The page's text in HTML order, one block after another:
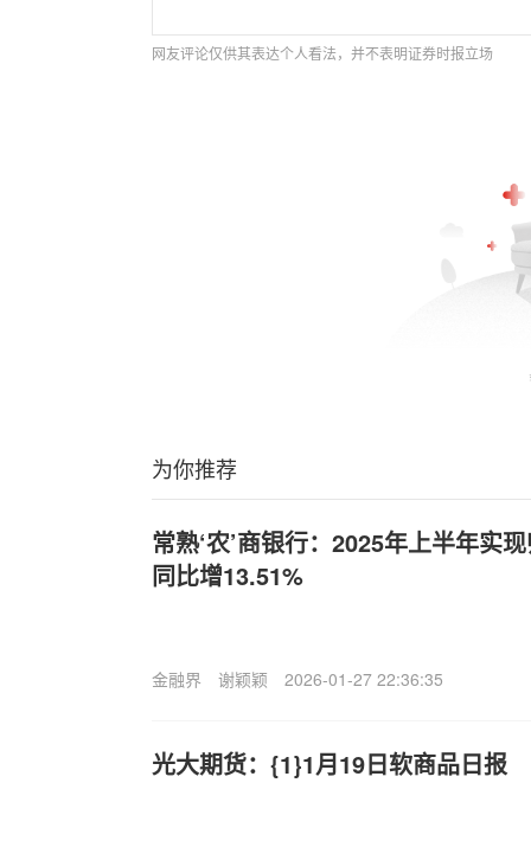
网友评论仅供其表达个人看法，并不表明证券时报立场
为你推荐
常熟‘农’商银行：2025年上半年实
同比增13.51%
金融界 谢颖颖 2026-01-27 22:36:35
光大期货：{1}1月19日软商品日报